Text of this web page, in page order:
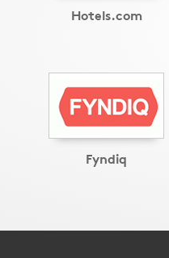
Hotels.com
Fyndiq